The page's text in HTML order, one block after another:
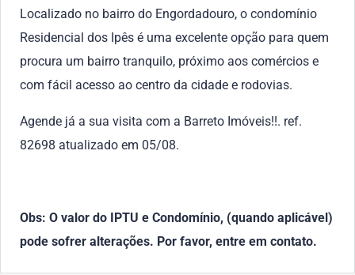
Localizado no bairro do Engordadouro, o condomínio
Residencial dos Ipês é uma excelente opção para quem
procura um bairro tranquilo, próximo aos comércios e
com fácil acesso ao centro da cidade e rodovias.
Agende já a sua visita com a Barreto Imóveis!!. ref.
82698 atualizado em 05/08.
Obs: O valor do IPTU e Condomínio, (quando aplicável)
pode sofrer alterações. Por favor, entre em contato.